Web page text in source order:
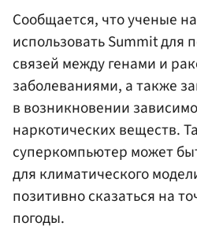
Сообщается, что ученые
использовать Summit для
связей между генами и
заболеваниями, а также
в возникновении
наркотических веществ.
суперкомпьютер может
для климатического
позитивно сказаться на
погоды.